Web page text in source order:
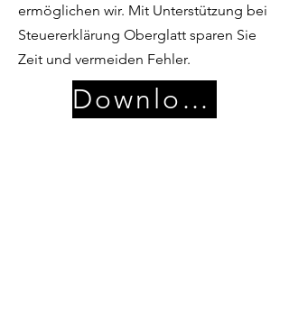
ermöglichen wir. Mit Unterstützung bei
Steuererklärung Oberglatt sparen Sie
Zeit und vermeiden Fehler.
Download